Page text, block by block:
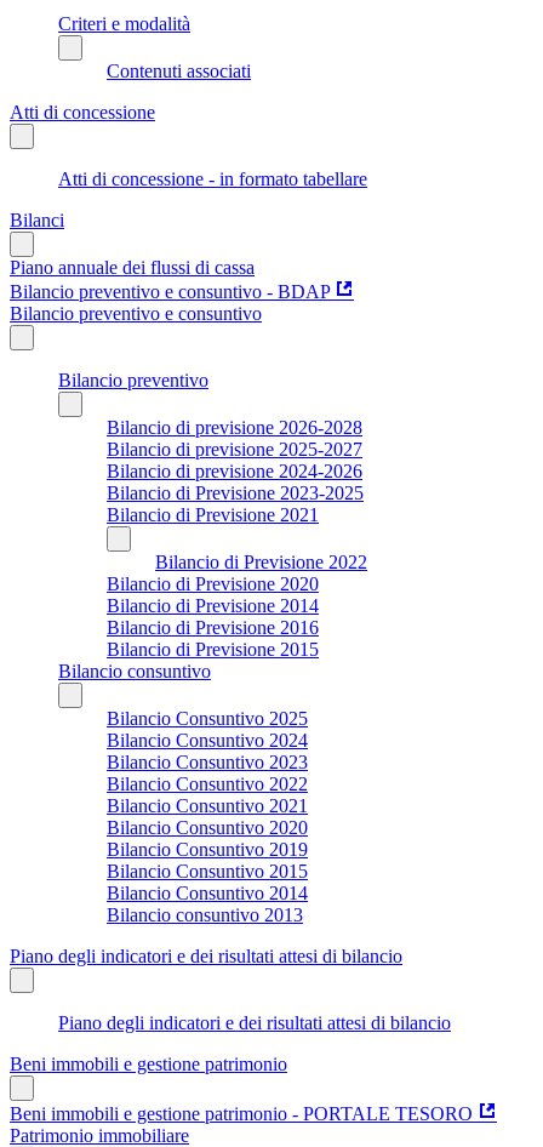
Criteri e modalità
Contenuti associati
Atti di concessione
Atti di concessione - in formato tabellare
Bilanci
Piano annuale dei flussi di cassa
Bilancio preventivo e consuntivo - BDAP
Bilancio preventivo e consuntivo
Bilancio preventivo
Bilancio di previsione 2026-2028
Bilancio di previsione 2025-2027
Bilancio di previsione 2024-2026
Bilancio di Previsione 2023-2025
Bilancio di Previsione 2021
Bilancio di Previsione 2022
Bilancio di Previsione 2020
Bilancio di Previsione 2014
Bilancio di Previsione 2016
Bilancio di Previsione 2015
Bilancio consuntivo
Bilancio Consuntivo 2025
Bilancio Consuntivo 2024
Bilancio Consuntivo 2023
Bilancio Consuntivo 2022
Bilancio Consuntivo 2021
Bilancio Consuntivo 2020
Bilancio Consuntivo 2019
Bilancio Consuntivo 2015
Bilancio Consuntivo 2014
Bilancio consuntivo 2013
Piano degli indicatori e dei risultati attesi di bilancio
Piano degli indicatori e dei risultati attesi di bilancio
Beni immobili e gestione patrimonio
Beni immobili e gestione patrimonio - PORTALE TESORO
Patrimonio immobiliare